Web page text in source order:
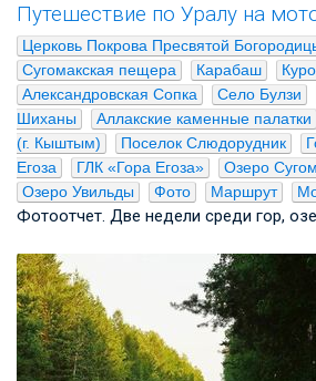
Путешествие по Уралу на
Церковь Покрова Пресвятой
Сугомакская пещера
Карабаш
Александровская Сопка
Село Булзи
Шиханы
Аллакские каменные палатки
(г. Кыштым)
Поселок Слюдорудник
Егоза
ГЛК «Гора Егоза» Озеро
Озеро Увильды
Фото Маршрут
Фотоотчет. Две недели среди гор,